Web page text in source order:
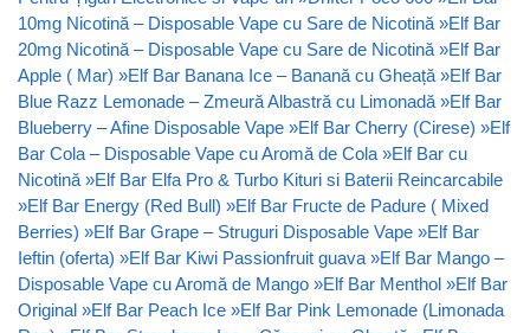
10mg Nicotină – Disposable Vape cu Sare de Nicotină »Elf Bar
20mg Nicotină – Disposable Vape cu Sare de Nicotină »Elf Bar
Apple ( Mar) »Elf Bar Banana Ice – Banană cu Gheață »Elf Bar
Blue Razz Lemonade – Zmeură Albastră cu Limonadă »Elf Bar
Blueberry – Afine Disposable Vape »Elf Bar Cherry (Cirese) »Elf
Bar Cola – Disposable Vape cu Aromă de Cola »Elf Bar cu
Nicotină »Elf Bar Elfa Pro & Turbo Kituri si Baterii Reincarcabile
»Elf Bar Energy (Red Bull) »Elf Bar Fructe de Padure ( Mixed
Berries) »Elf Bar Grape – Struguri Disposable Vape »Elf Bar
Ieftin (oferta) »Elf Bar Kiwi Passionfruit guava »Elf Bar Mango –
Disposable Vape cu Aromă de Mango »Elf Bar Menthol »Elf Bar
Original »Elf Bar Peach Ice »Elf Bar Pink Lemonade (Limonada